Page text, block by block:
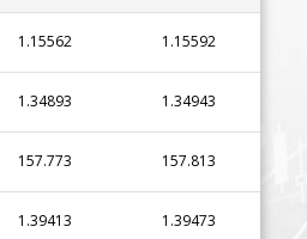
1.15562 1.15592
1.34893 1.34943
157.773 157.813
1.39413 1.39473